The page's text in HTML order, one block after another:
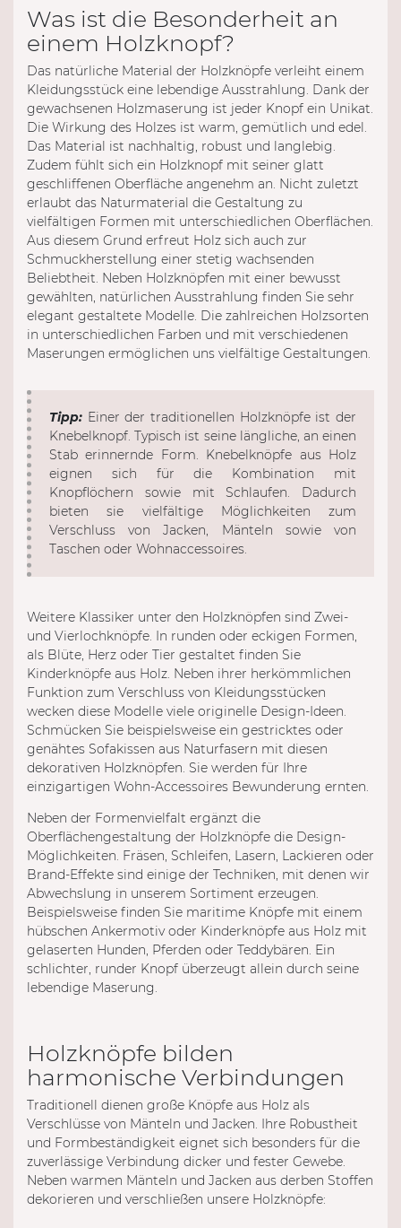
Was ist die Besonderheit an
einem Holzknopf?
Das natürliche Material der Holzknöpfe verleiht einem
Kleidungsstück eine lebendige Ausstrahlung. Dank der
gewachsenen Holzmaserung ist jeder Knopf ein Unikat.
Die Wirkung des Holzes ist warm, gemütlich und edel.
Das Material ist nachhaltig, robust und langlebig.
Zudem fühlt sich ein Holzknopf mit seiner glatt
geschliffenen Oberfläche angenehm an. Nicht zuletzt
erlaubt das Naturmaterial die Gestaltung zu
vielfältigen Formen mit unterschiedlichen Oberflächen.
Aus diesem Grund erfreut Holz sich auch zur
Schmuckherstellung einer stetig wachsenden
Beliebtheit. Neben Holzknöpfen mit einer bewusst
gewählten, natürlichen Ausstrahlung finden Sie sehr
elegant gestaltete Modelle. Die zahlreichen Holzsorten
in unterschiedlichen Farben und mit verschiedenen
Maserungen ermöglichen uns vielfältige Gestaltungen.
Tipp: Einer der traditionellen Holzknöpfe ist der
Knebelknopf. Typisch ist seine längliche, an einen
Stab erinnernde Form. Knebelknöpfe aus Holz
eignen sich für die Kombination mit
Knopflöchern sowie mit Schlaufen. Dadurch
bieten sie vielfältige Möglichkeiten zum
Verschluss von Jacken, Mänteln sowie von
Taschen oder Wohnaccessoires.
Weitere Klassiker unter den Holzknöpfen sind Zwei-
und Vierlochknöpfe. In runden oder eckigen Formen,
als Blüte, Herz oder Tier gestaltet finden Sie
Kinderknöpfe aus Holz. Neben ihrer herkömmlichen
Funktion zum Verschluss von Kleidungsstücken
wecken diese Modelle viele originelle Design-Ideen.
Schmücken Sie beispielsweise ein gestricktes oder
genähtes Sofakissen aus Naturfasern mit diesen
dekorativen Holzknöpfen. Sie werden für Ihre
einzigartigen Wohn-Accessoires Bewunderung ernten.
Neben der Formenvielfalt ergänzt die
Oberflächengestaltung der Holzknöpfe die Design-
Möglichkeiten. Fräsen, Schleifen, Lasern, Lackieren oder
Brand-Effekte sind einige der Techniken, mit denen wir
Abwechslung in unserem Sortiment erzeugen.
Beispielsweise finden Sie maritime Knöpfe mit einem
hübschen Ankermotiv oder Kinderknöpfe aus Holz mit
gelaserten Hunden, Pferden oder Teddybären. Ein
schlichter, runder Knopf überzeugt allein durch seine
lebendige Maserung.
Holzknöpfe bilden
harmonische Verbindungen
Traditionell dienen große Knöpfe aus Holz als
Verschlüsse von Mänteln und Jacken. Ihre Robustheit
und Formbeständigkeit eignet sich besonders für die
zuverlässige Verbindung dicker und fester Gewebe.
Neben warmen Mänteln und Jacken aus derben Stoffen
dekorieren und verschließen unsere Holzknöpfe: